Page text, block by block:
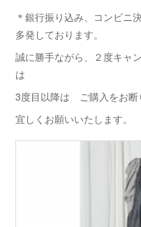
＊銀行振り込み、コンビニ
多発しております。
誠に勝手ながら、２度キャ
は
3度目以降は ご購入をお断
宜しくお願いいたします。